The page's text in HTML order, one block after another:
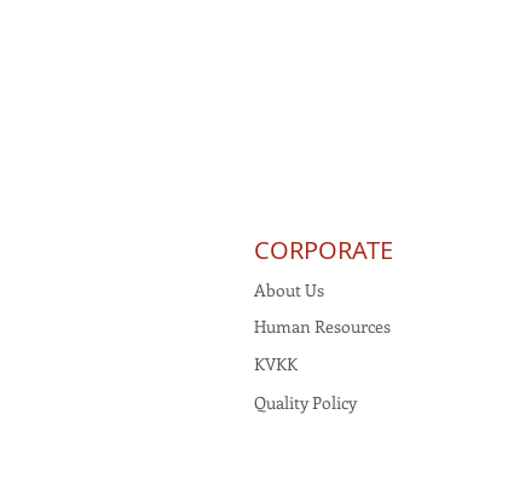
CORPORATE
About Us
Human Resources
KVKK
Quality Policy